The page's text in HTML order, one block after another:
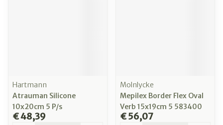
Hartmann
Atrauman Silicone
10x20cm 5 P/s
€ 48,39
Molnlycke
Mepilex Border Flex Oval
Verb 15x19cm 5 583400
€ 56,07